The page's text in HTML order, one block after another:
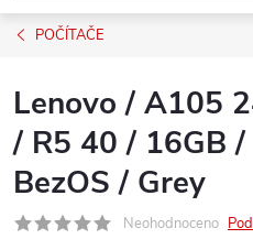
POČÍTAČE
Lenovo / A105
/ R5 40 / 16GB
BezOS / Grey
Neohodnoceno